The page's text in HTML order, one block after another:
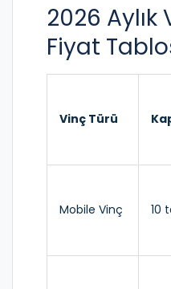
2026 Aylık
Fiyat
Vinç Türü
Mobile Vinç 10